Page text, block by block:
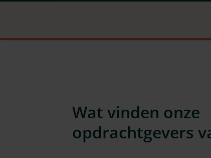
Wat vinden onze
opdrachtgevers